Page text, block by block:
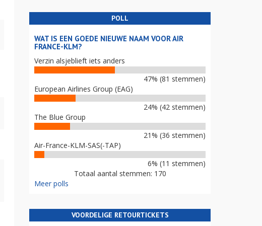
POLL
WAT IS EEN GOEDE NIEUWE NAAM VOOR AIR
FRANCE-KLM?
Verzin alsjeblieft iets anders
47% (81 stemmen)
European Airlines Group (EAG)
24% (42 stemmen)
The Blue Group
21% (36 stemmen)
Air-France-KLM-SAS(-TAP)
6% (11 stemmen)
Totaal aantal stemmen: 170
Meer polls
VOORDELIGE RETOURTICKETS